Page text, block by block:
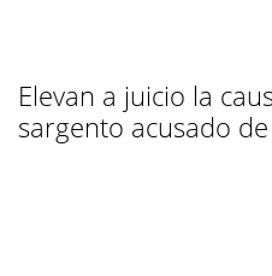
Elevan a juicio la
sargento acusado